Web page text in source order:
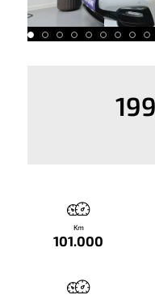
Km
101.000